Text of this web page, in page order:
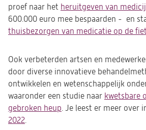
proef naar het heruitgeven van
600.000 euro mee bespaarden - en
thuisbezorgen van medicatie op de
Ook verbeterden artsen en
door diverse innovatieve
ontwikkelen en wetenschappelijk
waaronder een studie naar kwetsbare
gebroken heup. Je leest er meer over
2022(opent
.